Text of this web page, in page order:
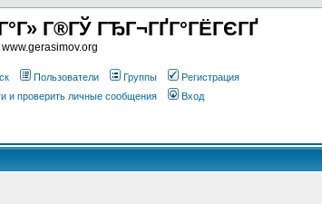
Г®ГЎ ГЂГ¬ГҐГ°ГЁГЄГҐ
www.gerasimov.org
Пользователи Группы
Регистрация
и проверить личные сообщения Вход